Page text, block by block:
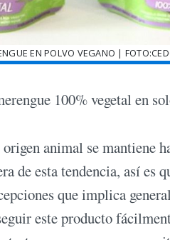
EN POLVO VEGANO |
100% vegetal en
animal se mantiene
de esta tendencia, así es
que implica
este producto